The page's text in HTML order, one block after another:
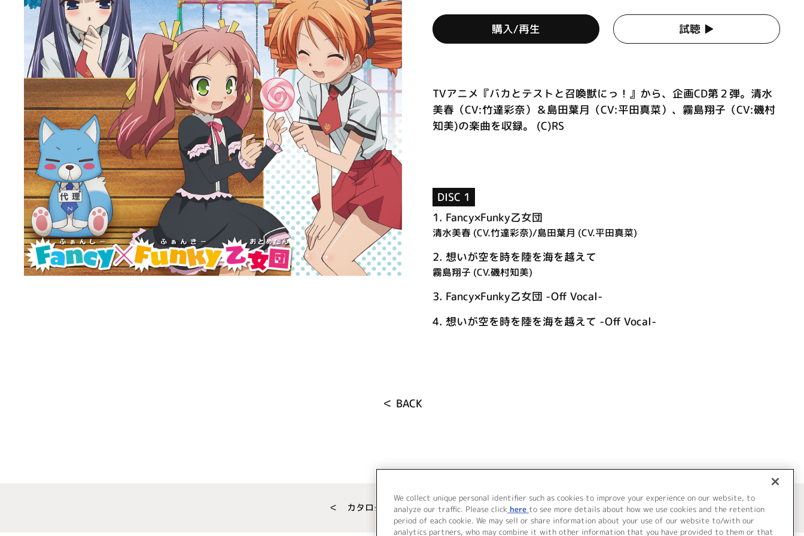
購入/再生 試聴 ▶︎
TVアニメ『バカとテストと召喚獣にっ！』から、企画CD第２弾。清水
美春（CV:竹達彩奈）＆島田葉月（CV:平田真菜）、霧島翔子（CV:磯村
知美)の楽曲を収録。 (C)RS
DISC 1
1. Fancy×Funky乙女団
清水美春 (CV.竹達彩奈)/島田葉月 (CV.平田真菜)
2. 想いが空を時を陸を海を越えて
霧島翔子 (CV.磯村知美)
3. Fancy×Funky乙女団 -Off Vocal-
4. 想いが空を時を陸を海を越えて -Off Vocal-
＜ BACK
＜ カタログサイト トップページへ
We collect unique personal identifier such as cookies to improve your experience on our website, to
analyze our traffic. Please click here to see more details about how we use cookies and the retention
period of each cookie. We may sell or share information about your use of our website to/with our
analytics partners, who may combine it with other information that you have provided to them or that